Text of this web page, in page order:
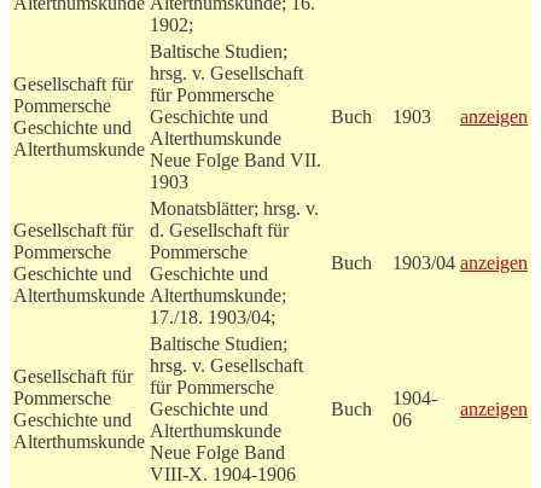
1902;
Gesellschaft für
Pommersche
Geschichte und
Alterthumskunde
Baltische Studien;
hrsg. v. Gesellschaft
für Pommersche
Geschichte und
Alterthumskunde
Neue Folge Band VII.
1903
Buch 1903 anzeigen
Gesellschaft für
Pommersche
Geschichte und
Alterthumskunde
Monatsblätter; hrsg. v.
d. Gesellschaft für
Pommersche
Geschichte und
Alterthumskunde;
17./18. 1903/04;
Buch 1903/04 anzeigen
Gesellschaft für
Pommersche
Geschichte und
Alterthumskunde
Baltische Studien;
hrsg. v. Gesellschaft
für Pommersche
Geschichte und
Alterthumskunde
Neue Folge Band
VIII-X. 1904-1906
Buch
1904-
06
anzeigen